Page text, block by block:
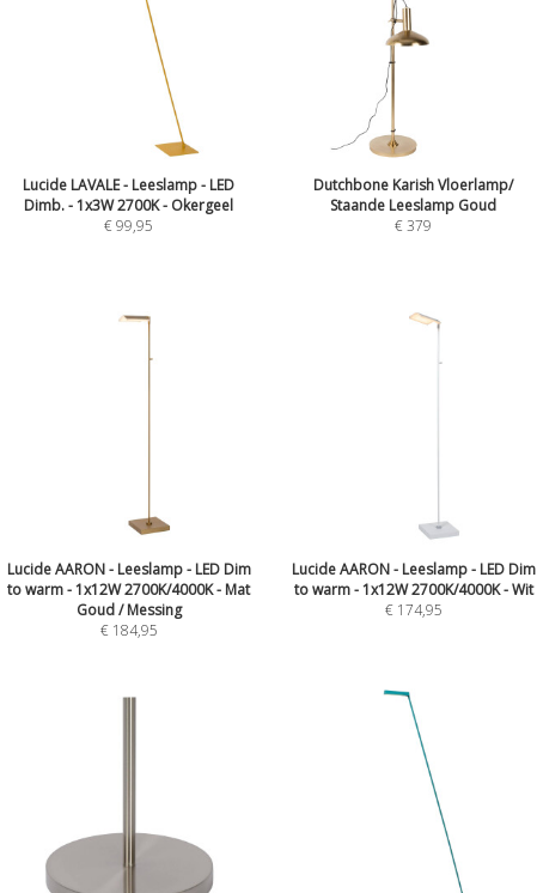
Lucide LAVALE - Leeslamp - LED
Dimb. - 1x3W 2700K - Okergeel
€99,95
Dutchbone Karish Vloerlamp/
Staande Leeslamp Goud
€379
Lucide AARON - Leeslamp - LED Dim
to warm - 1x12W 2700K/4000K - Mat
Goud / Messing
€ 184,95
Lucide AARON - Leeslamp - LED Dim
to warm - 1x12W 2700K/4000K - Wit
€ 174,95